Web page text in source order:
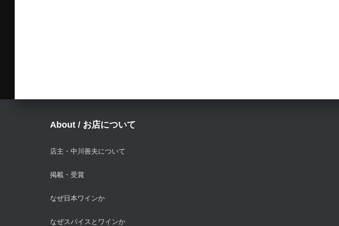
About / お店について
店主・中川善夫について
掲載・受賞
なぜ日本ワインか
なぜスパイスとワインか